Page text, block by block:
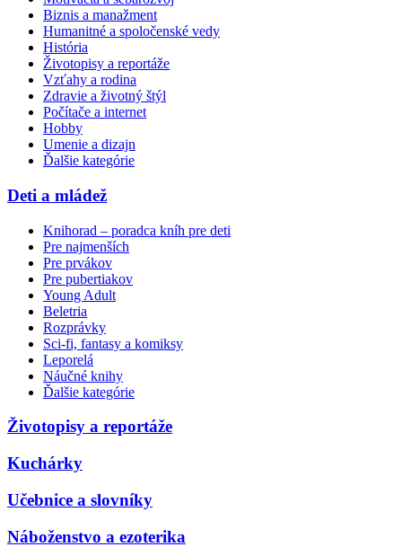
Biznis a manažment
Humanitné a spoločenské vedy
História
Životopisy a reportáže
Vzťahy a rodina
Zdravie a životný štýl
Počítače a internet
Hobby
Umenie a dizajn
Ďalšie kategórie
Deti a mládež
Knihorad – poradca kníh pre deti
Pre najmenších
Pre prvákov
Pre pubertiakov
Young Adult
Beletria
Rozprávky
Sci-fi, fantasy a komiksy
Leporelá
Náučné knihy
Ďalšie kategórie
Životopisy a reportáže
Kuchárky
Učebnice a slovníky
Náboženstvo a ezoterika